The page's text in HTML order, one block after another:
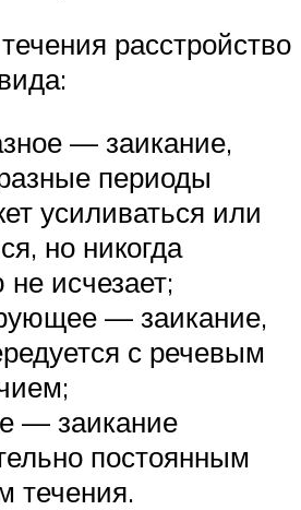
расстройство
— заикание,
периоды
усиливаться или
но никогда
исчезает;
— заикание,
с речевым
— заикание
постоянным
течения.